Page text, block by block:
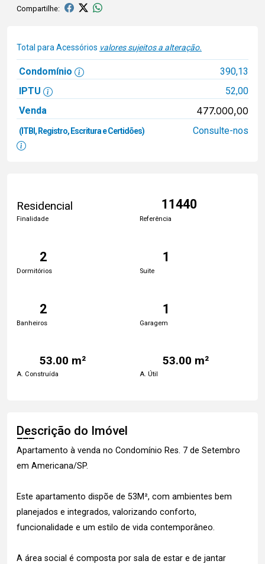
Compartilhe:
Total para Acessórios valores sujeitos a alteração.
Condomínio
390,13
IPTU
52,00
Venda
477.000,00
(ITBI, Registro, Escritura e Certidões) Consulte-nos
Residencial
Finalidade
11440
Referência
2
Dormitórios
1
Suite
2
Banheiros
1
Garagem
53.00 m²
A. Construída
53.00 m²
A. Útil
Descrição do Imóvel
Apartamento à venda no Condomínio Res. 7 de Setembro
em Americana/SP.
Este apartamento dispõe de 53M², com ambientes bem
planejados e integrados, valorizando conforto,
funcionalidade e um estilo de vida contemporâneo.
A área social é composta por sala de estar e de jantar